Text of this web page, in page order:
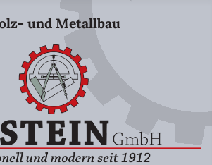
und Metallbau